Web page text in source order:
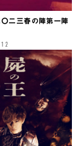
二三春の陣第一陣